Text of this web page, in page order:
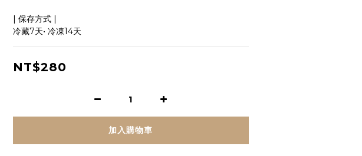
| 保存方式 |
冷藏7天• 冷凍14天
NT$280
加入購物車